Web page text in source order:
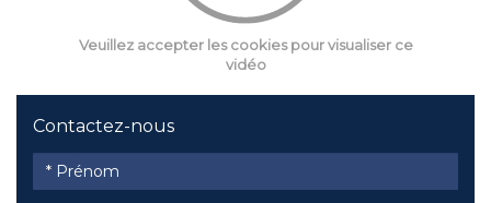
Veuillez accepter les cookies pour visualiser ce
vidéo
Contactez-nous